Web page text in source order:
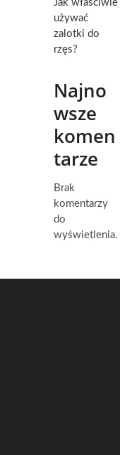
Jak właściwie
używać
zalotki do
rzęs?
Najno
wsze
komen
tarze
Brak
komentarzy
do
wyświetlenia.